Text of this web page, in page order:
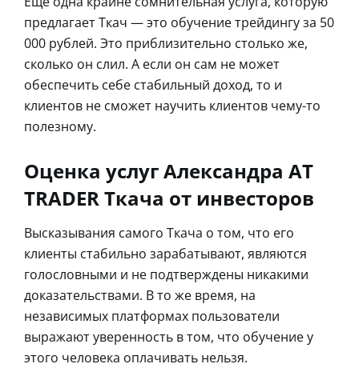
предлагает Ткач — это обучение трейдингу за 50
000 рублей. Это приблизительно столько же,
сколько он слил. А если он сам не может
обеспечить себе стабильный доход, то и
клиентов не сможет научить клиентов чему-то
полезному.
Оценка услуг Александра AT
TRADER Ткача от инвесторов
Высказывания самого Ткача о том, что его
клиенты стабильно зарабатывают, являются
голословными и не подтверждены никакими
доказательствами. В то же время, на
независимых платформах пользователи
выражают уверенность в том, что обучение у
этого человека оплачивать нельзя.